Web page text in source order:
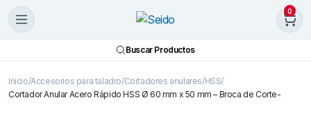
0
Buscar Productos
Inicio Accesorios para taladro Cortadores anulares HSS
Cortador Anular Acero Rápido HSS Ø 60 mm x 50 mm – Broca de Corte-